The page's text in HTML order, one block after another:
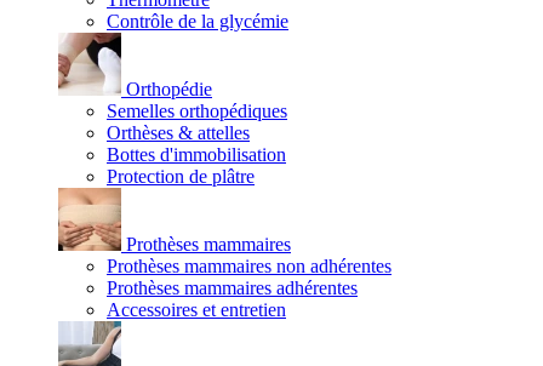
Contrôle de la glycémie
Orthopédie
Semelles orthopédiques
Orthèses & attelles
Bottes d'immobilisation
Protection de plâtre
Prothèses mammaires
Prothèses mammaires non adhérentes
Prothèses mammaires adhérentes
Accessoires et entretien